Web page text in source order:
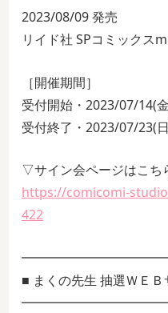
2023/08/09 発売
リイド社 SPコミックス
［開催期間］
受付開始・2023/07/14(
受付終了・2023/07/23(
▽サイン会ページはこち
https://comicomi-
422
■ まくの先生 抽選ＷＥＢ